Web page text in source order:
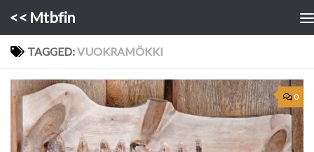
Skip to content
<< Mtbfin
TAGGED:VUOKRAMÖKKI
0